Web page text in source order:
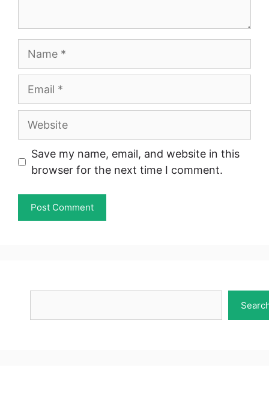
Website
Save my name, email, and website in this
browser for the next time I comment.